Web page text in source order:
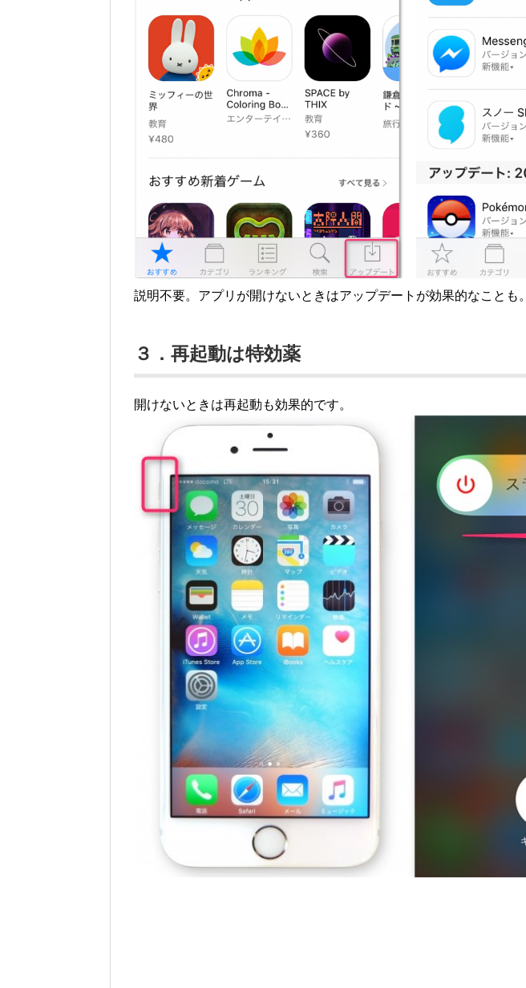
説明不要。アプリが開けないときはアップデートが効果的なことも。
３．再起動は特効薬
開けないときは再起動も効果的です。